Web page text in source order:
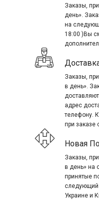
Заказы,
день».
на
18:00 )Вы
Заказы,
в день».
адрес
телефону.
при заказе
Новая
Заказы,
в день» на
принятые
следующий
Украине и